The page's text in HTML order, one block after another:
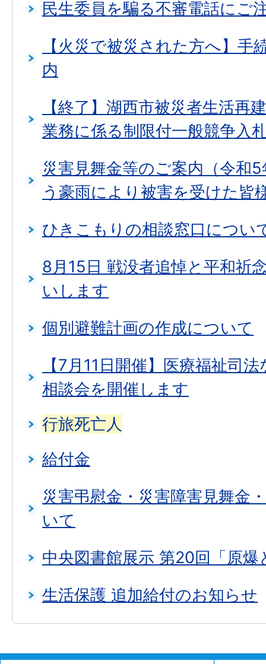
民生委員を騙る不審電話にご
【火災で被災された方へ】手
内
【終了】湖西市被災者生活再
業務に係る制限付一般競争入
災害見舞金等のご案内（令和
う豪雨により被害を受けた皆
ひきこもりの相談窓口につい
8月15日 戦没者追悼と平和祈
いします
個別避難計画の作成について
【7月11日開催】医療福祉司
相談会を開催します
行旅死亡人
給付金
災害弔慰金・災害障害見舞金
いて
中央図書館展示 第20回「原爆
生活保護 追加給付のお知らせ